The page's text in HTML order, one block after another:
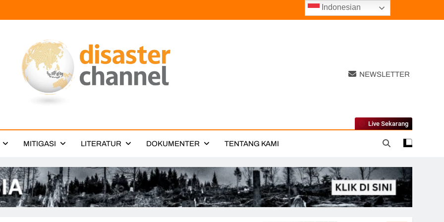
Channel
NEWSLETTER
MITIGASI LITERATUR DOKUMENTER TENTANG KAMI
Live Sekarang
Indonesian